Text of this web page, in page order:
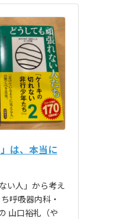
」は、本当に
い人」から考え
呼吸器内科・
山口裕礼（や